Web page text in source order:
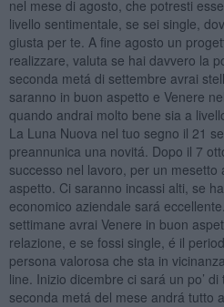
nel mese di agosto, che potresti
livello sentimentale, se sei single,
giusta per te. A fine agosto un
realizzare, valuta se hai davvero la
seconda metá di settembre avrai
saranno in buon aspetto e Venere
quando andrai molto bene sia a
La Luna Nuova nel tuo segno il 21
preannunica una novitá. Dopo il 7
successo nel lavoro, per un mesetto
aspetto. Ci saranno incassi alti, se
economico aziendale sará
settimane avrai Venere in buon
relazione, e se fossi single, é il
persona valorosa che sta in
line. Inizio dicembre ci sará un po’
seconda metá del mese andrá tutto